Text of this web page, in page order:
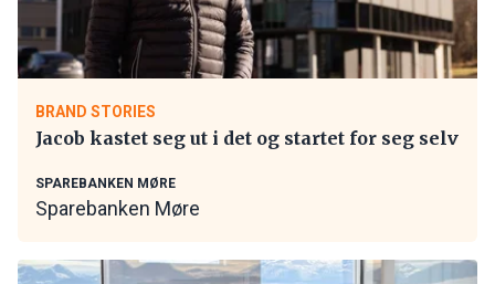
BRAND STORIES
Jacob kastet seg ut i det og startet for seg selv
SPAREBANKEN MØRE
Sparebanken Møre